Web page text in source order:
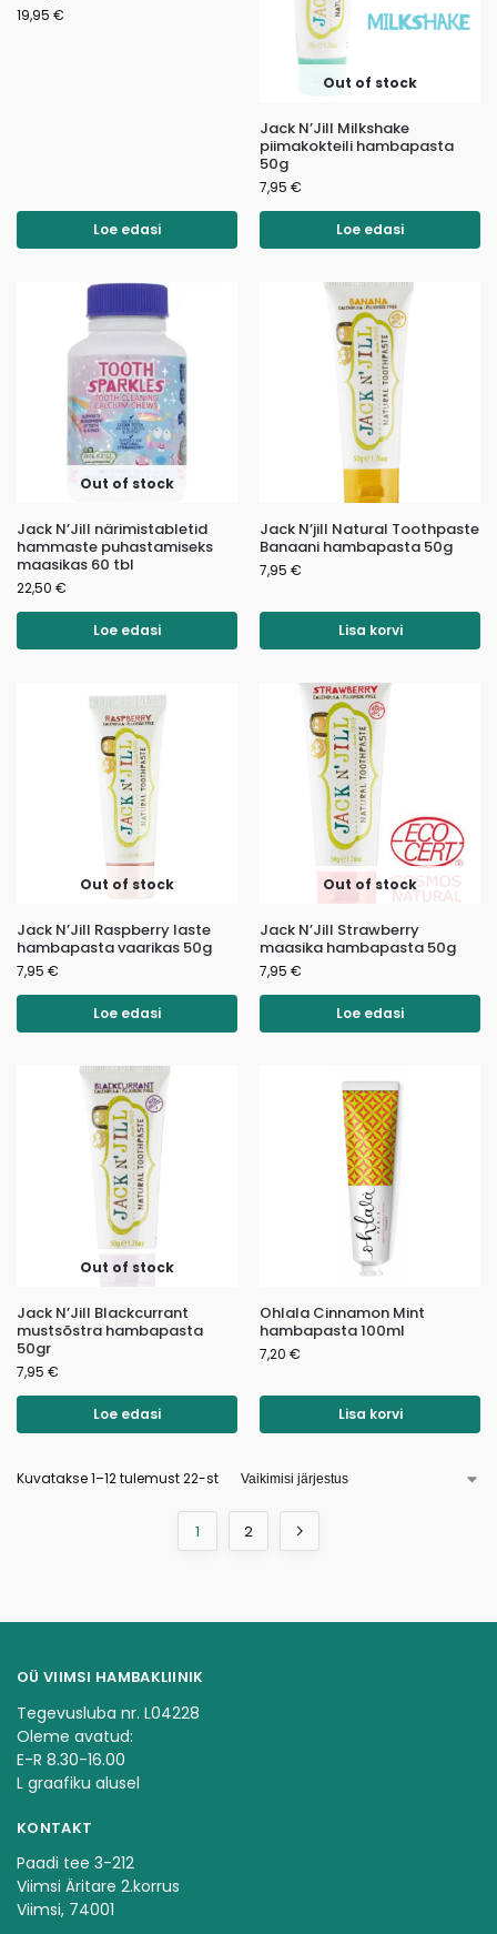
19,95 €
Loe edasi
Out of stock
Jack N’Jill Milkshake
piimakokteili hambapasta
50g
7,95 €
Loe edasi
Out of stock
Jack N’Jill närimistabletid
hammaste puhastamiseks
maasikas 60 tbl
22,50 €
Loe edasi
Jack N’jill Natural Toothpaste
Banaani hambapasta 50g
7,95 €
Lisa korvi
Out of stock
Jack N’Jill Raspberry laste
hambapasta vaarikas 50g
7,95 €
Loe edasi
Out of stock
Jack N’Jill Strawberry
maasika hambapasta 50g
7,95 €
Loe edasi
Out of stock
Jack N’Jill Blackcurrant
mustsõstra hambapasta
50gr
7,95 €
Loe edasi
Ohlala Cinnamon Mint
hambapasta 100ml
7,20 €
Lisa korvi
Kuvatakse 1–12 tulemust 22-st
1 2
OÜ VIIMSI HAMBAKLIINIK
Tegevusluba nr. L04228
Oleme avatud:
E-R 8.30-16.00
L graafiku alusel
KONTAKT
Paadi tee 3-212
Viimsi Äritare 2.korrus
Viimsi, 74001